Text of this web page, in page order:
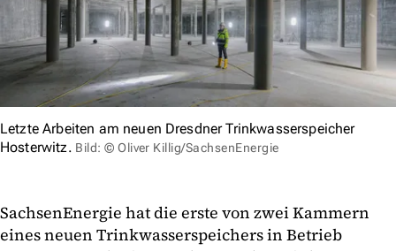
Letzte Arbeiten am neuen Dresdner Trinkwasserspeicher
Hosterwitz. Bild: © Oliver Killig/SachsenEnergie
SachsenEnergie hat die erste von zwei Kammern
eines neuen Trinkwasserspeichers in Betrieb